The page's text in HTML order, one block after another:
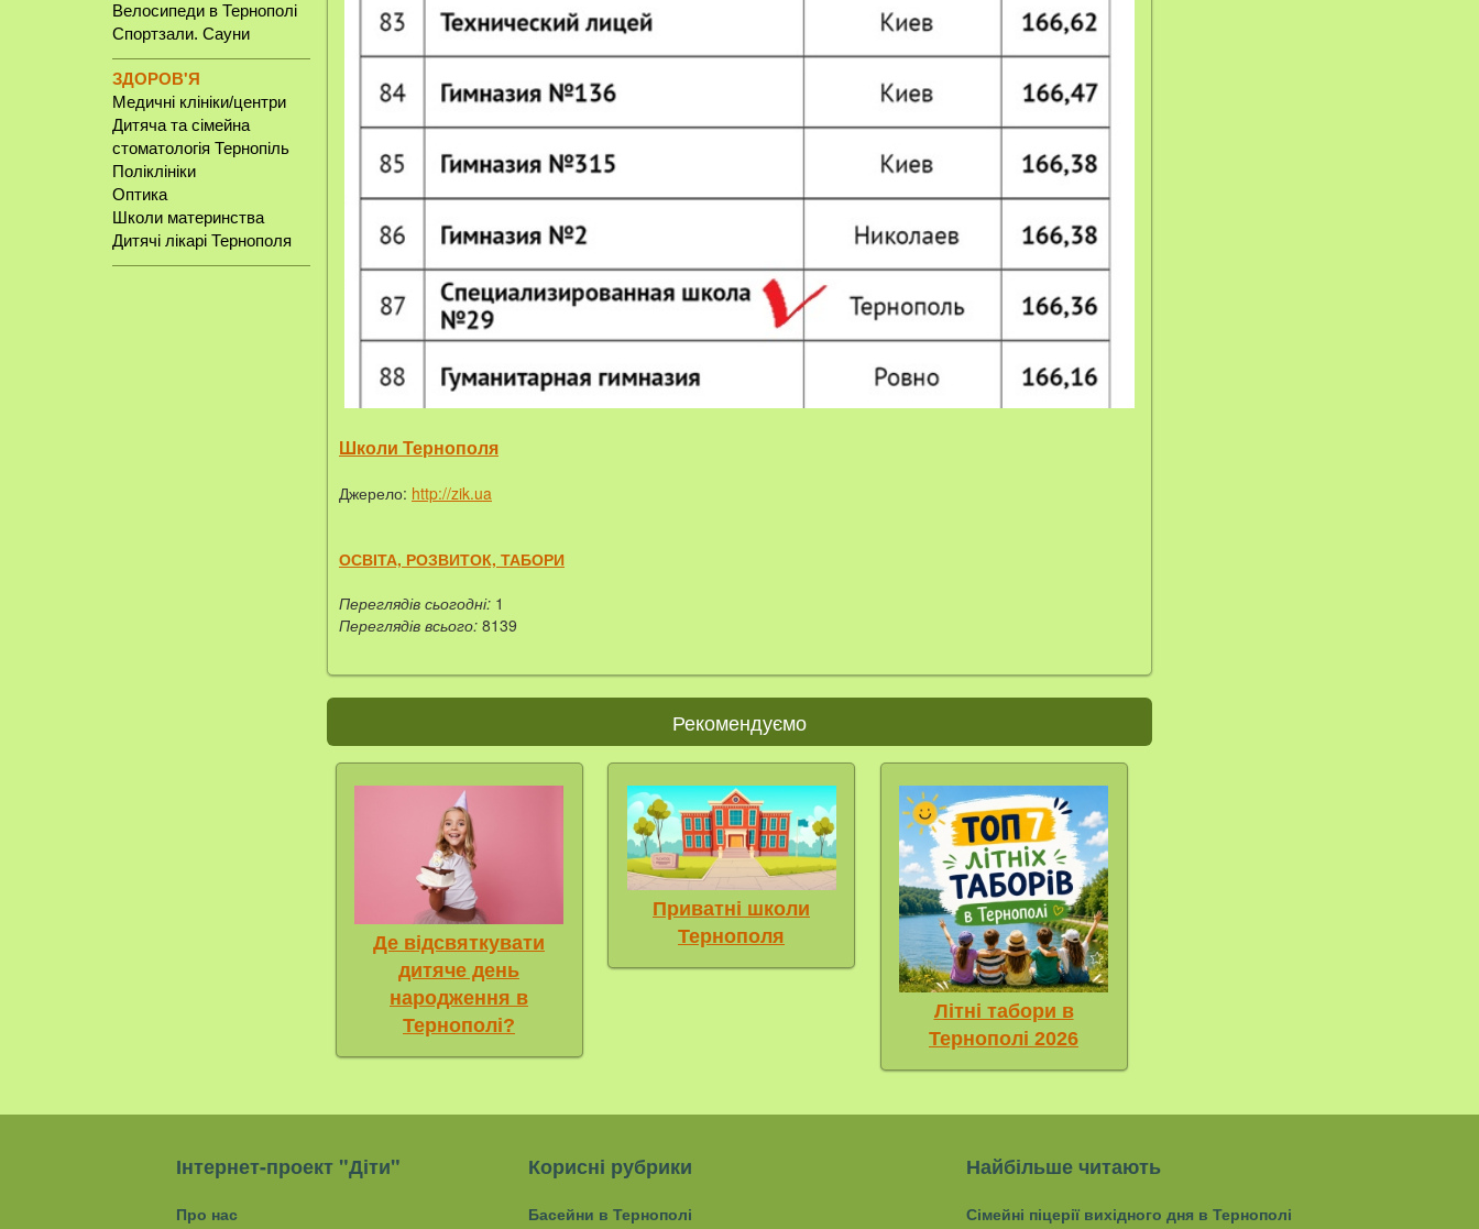
Велосипеди в Тернополі
Спортзали. Сауни
ЗДОРОВ'Я
Медичні клініки/центри
Дитяча та сімейна
стоматологія Тернопіль
Поліклініки
Оптика
Школи материнства
Дитячі лікарі Тернополя
Школи Тернополя
Джерело: http://zik.ua
ОСВІТА, РОЗВИТОК, ТАБОРИ
Переглядів сьогодні: 1
Переглядів всього: 8139
Рекомендуємо
Де відсвяткувати
дитяче день
народження в
Тернополі?
Приватні школи
Тернополя
Літні табори в
Тернополі 2026
Інтернет-проект "Діти"
Про нас
Корисні рубрики
Басейни в Тернополі
Найбільше читають
Сімейні піцерії вихідного дня в Тернополі